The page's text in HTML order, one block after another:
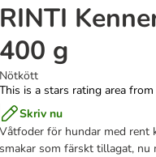
RINTI
400 g
Nötkött
This is a stars rating area
Skriv nu
Våtfoder för hundar med rent
smakar som färskt tillagat,